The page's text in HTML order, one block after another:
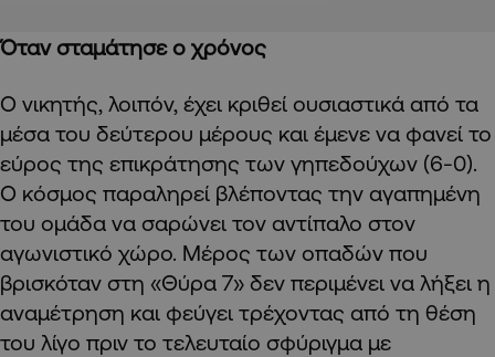
Όταν σταμάτησε ο χρόνος
Ο νικητής, λοιπόν, έχει κριθεί ουσιαστικά από τα
μέσα του δεύτερου μέρους και έμενε να φανεί το
εύρος της επικράτησης των γηπεδούχων (6-0).
O κόσμος παραληρεί βλέποντας την αγαπημένη
του ομάδα να σαρώνει τον αντίπαλο στον
αγωνιστικό χώρο. Μέρος των οπαδών που
βρισκόταν στη «Θύρα 7» δεν περιμένει να λήξει η
αναμέτρηση και φεύγει τρέχοντας από τη θέση
του λίγο πριν το τελευταίο σφύριγμα με